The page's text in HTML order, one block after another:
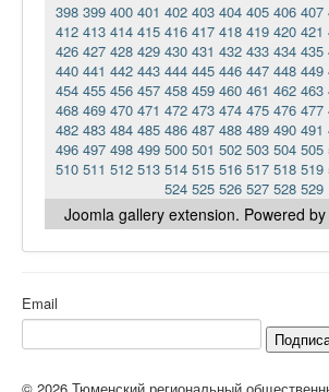
398 399 400 401 402 403 404 405 406 407
412 413 414 415 416 417 418 419 420 421
426 427 428 429 430 431 432 433 434 435
440 441 442 443 444 445 446 447 448 449
454 455 456 457 458 459 460 461 462 463
468 469 470 471 472 473 474 475 476 477
482 483 484 485 486 487 488 489 490 491
496 497 498 499 500 501 502 503 504 505
510 511 512 513 514 515 516 517 518 519
524 525 526 527 528 529
Joomla gallery extension. Powered
Email